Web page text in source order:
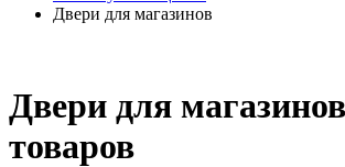
Двери для магазинов
Двери для магазинов
товаров